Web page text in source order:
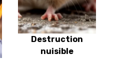
Destruction
nuisible